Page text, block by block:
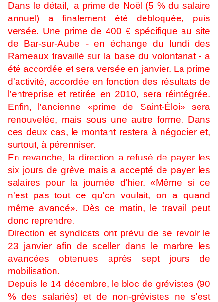
Dans le détail, la prime de Noël (5 % du salaire
annuel) a finalement été débloquée, puis
versée. Une prime de 400 € spécifique au site
de Bar-sur-Aube - en échange du lundi des
Rameaux travaillé sur la base du volontariat - a
été accordée et sera versée en janvier. La prime
d'activité, accordée en fonction des résultats de
l'entreprise et retirée en 2010, sera réintégrée.
Enfin, l'ancienne «prime de Saint-Éloi» sera
renouvelée, mais sous une autre forme. Dans
ces deux cas, le montant restera à négocier et,
surtout, à pérenniser.
En revanche, la direction a refusé de payer les
six jours de grève mais a accepté de payer les
salaires pour la journée d'hier. «Même si ce
n'est pas tout ce qu'on voulait, on a quand
même avancé». Dès ce matin, le travail peut
donc reprendre.
Direction et syndicats ont prévu de se revoir le
23 janvier afin de sceller dans le marbre les
avancées obtenues après sept jours de
mobilisation.
Depuis le 14 décembre, le bloc de grévistes (90
% des salariés) et de non-grévistes ne s'est